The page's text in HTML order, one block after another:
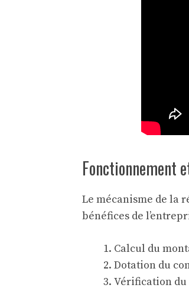
Fonctionnement
Le mécanisme de la
bénéfices de
Calcul du
Dotation du
Vérification du